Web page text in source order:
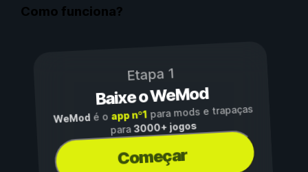
Como funciona?
Etapa 1
Baixe o WeMod
WeModé o app nº1para mods e trapaças
para3000+ jogos
Começar